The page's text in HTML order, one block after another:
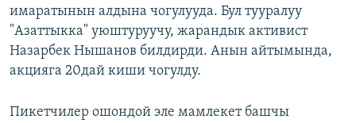
АЗАТТЫК+
ЫҢГАЙСЫЗ СУРООЛОР
имаратынын алдына чогулууда. Бул тууралуу
"Азаттыкка" уюштуруучу, жарандык активист
Назарбек Нышанов билдирди. Анын айтымында,
акцияга 20дай киши чогулду.
Пикетчилер ошондой эле мамлекет башчы